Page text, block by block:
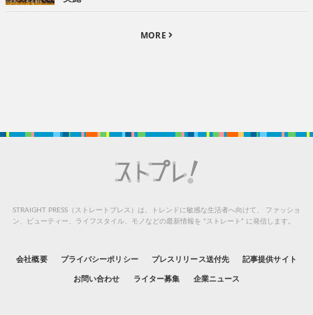
MORE
STRAIGHT PRESS（ストレートプレス）は、トレンドに敏感な生活者へ向けて、
ファッショ
ン、ビューティー、ライフスタイル、モノなどの最新情報を “ストレート” に発信します。
会社概要 プライバシーポリシー プレスリリース送付先 記事提供サイト
お問い合わせ ライター募集 企業ニュース